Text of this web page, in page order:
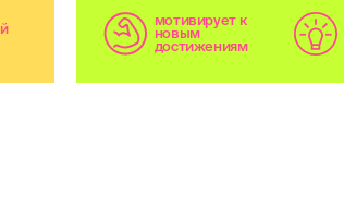
мотивирует к
новым
достижениям